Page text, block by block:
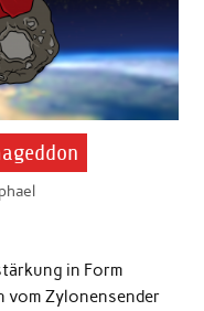
in Form
vom Zylonensender